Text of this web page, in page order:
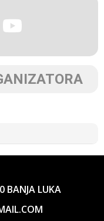
BANJA LUKA